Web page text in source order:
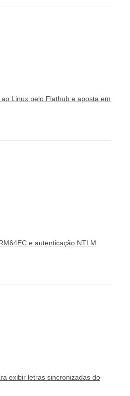
Linux pelo Flathub e aposta em
e autenticação NTLM
exibir letras sincronizadas do